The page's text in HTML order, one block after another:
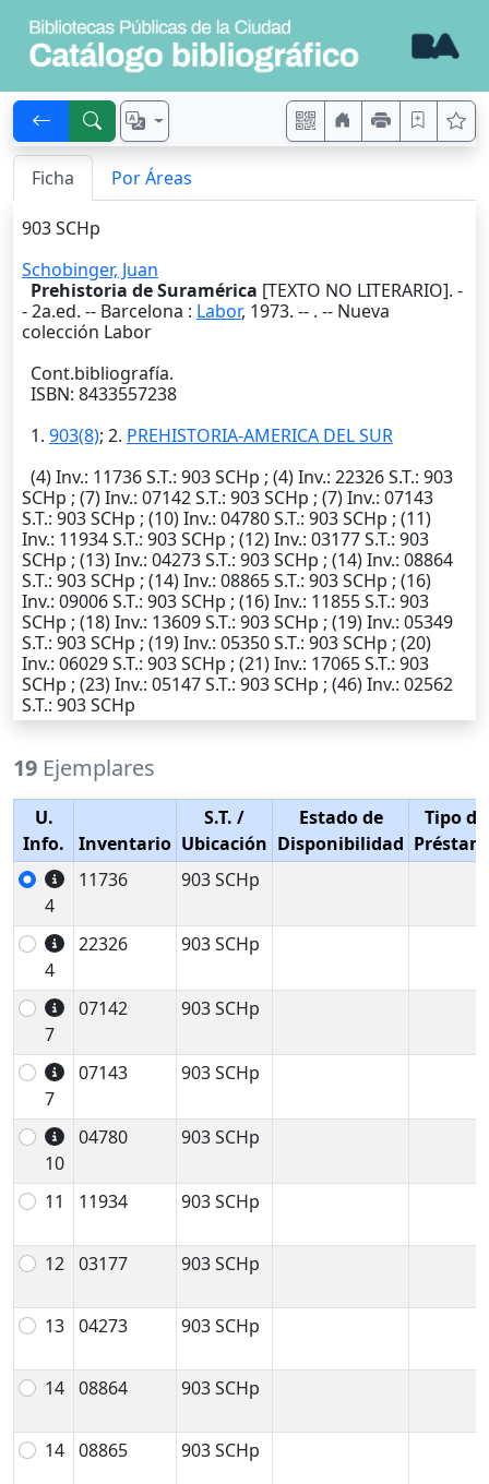
Ficha Por Áreas
903 SCHp
Schobinger, Juan
Prehistoria de Suramérica [TEXTO NO LITERARIO]. -
-2a.ed. -- Barcelona : Labor, 1973. -- . -- Nueva
colección Labor
Cont.bibliografía.
ISBN: 8433557238
1. 903(8); 2. PREHISTORIA-AMERICA DEL SUR
(4)Inv.: 11736S.T.: 903 SCHp ; (4)Inv.: 22326S.T.: 903
SCHp ; (7)Inv.: 07142S.T.: 903 SCHp ; (7)Inv.: 07143
S.T.: 903 SCHp ; (10)Inv.: 04780S.T.: 903 SCHp ; (11)
Inv.: 11934S.T.: 903 SCHp ; (12)Inv.: 03177S.T.: 903
SCHp ; (13)Inv.: 04273S.T.: 903 SCHp ; (14)Inv.: 08864
S.T.: 903 SCHp ; (14)Inv.: 08865S.T.: 903 SCHp ; (16)
Inv.: 09006S.T.: 903 SCHp ; (16)Inv.: 11855S.T.: 903
SCHp ; (18)Inv.: 13609S.T.: 903 SCHp ; (19)Inv.: 05349
S.T.: 903 SCHp ; (19)Inv.: 05350S.T.: 903 SCHp ; (20)
Inv.: 06029S.T.: 903 SCHp ; (21)Inv.: 17065S.T.: 903
SCHp ; (23)Inv.: 05147S.T.: 903 SCHp ; (46)Inv.: 02562
S.T.: 903 SCHp
19 Ejemplares
U.
Info.
Inventario
S.T. /
Ubicación
Estado de
Disponibilidad
Tipo de
4
11736 903 SCHp
4
22326 903 SCHp
7
07142 903 SCHp
7
07143 903 SCHp
10
04780 903 SCHp
11 11934 903 SCHp
12 03177 903 SCHp
13 04273 903 SCHp
14 08864 903 SCHp
14 08865 903 SCHp